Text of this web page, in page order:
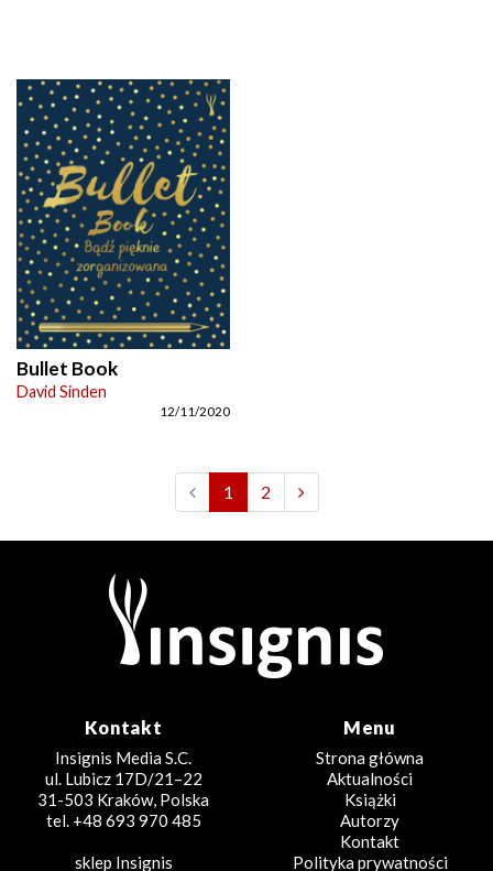
Bullet Book
David Sinden
12/11/2020
1 2
Kontakt
Insignis Media S.C.
ul. Lubicz 17D/21–22
31-503 Kraków, Polska
tel. +48 693 970 485
sklep Insignis
Menu
Strona główna
Aktualności
Książki
Autorzy
Kontakt
Polityka prywatności